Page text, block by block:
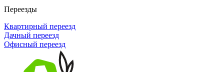
Переезды
Квартирный переезд
Дачный переезд
Офисный переезд